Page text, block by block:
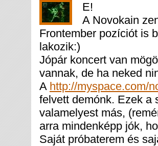
E!
A Novokain
Frontember pozíciót is
lakozik:)
Jópár koncert van
vannak, de ha neked
A http://myspace.com/
felvett demónk. Ezek a
valamelyest más,
arra mindenképp jók,
Saját próbaterem és